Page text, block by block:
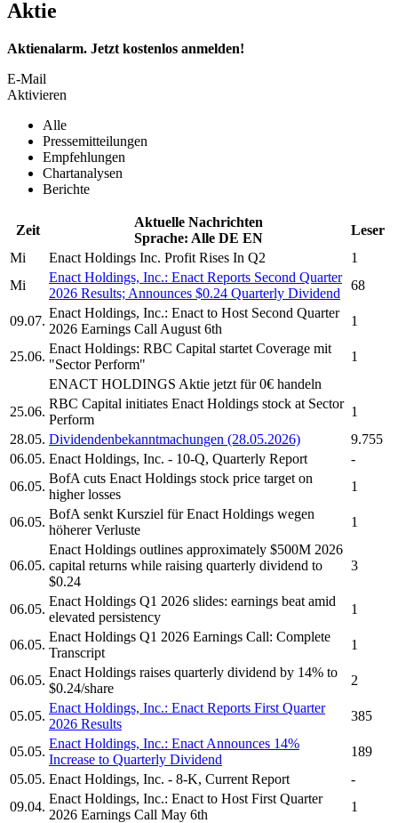
Aktie
Aktienalarm. Jetzt kostenlos anmelden!
E-Mail
Aktivieren
Alle
Pressemitteilungen
Empfehlungen
Chartanalysen
Berichte
Zeit
Aktuelle Nachrichten
Sprache: Alle DE EN
Leser
Mi
Enact Holdings Inc. Profit Rises In Q2
1
Mi
Enact Holdings, Inc.: Enact Reports Second Quarter
2026 Results; Announces $0.24 Quarterly Dividend
68
09.07.
Enact Holdings, Inc.: Enact to Host Second Quarter
2026 Earnings Call August 6th
1
25.06.
Enact Holdings: RBC Capital startet Coverage mit
"Sector Perform"
1
ENACT HOLDINGS Aktie jetzt für 0€ handeln
25.06.
RBC Capital initiates Enact Holdings stock at Sector
Perform
1
28.05. Dividendenbekanntmachungen (28.05.2026)
9.755
06.05. Enact Holdings, Inc. - 10-Q, Quarterly Report
-
06.05.
BofA cuts Enact Holdings stock price target on
higher losses
1
06.05.
BofA senkt Kursziel fürEnact Holdings wegen
höherer Verluste
1
06.05.
Enact Holdings outlines approximately $500M 2026
capital returns while raising quarterly dividend to
$0.24
3
06.05.
Enact Holdings Q1 2026 slides: earnings beat amid
elevated persistency
1
06.05.
Enact Holdings Q1 2026 Earnings Call: Complete
Transcript
1
06.05.
Enact Holdings raises quarterly dividend by 14% to
$0.24/share
2
05.05.
Enact Holdings, Inc.: Enact Reports First Quarter
2026 Results
385
05.05.
Enact Holdings, Inc.: Enact Announces 14%
Increase to Quarterly Dividend
189
05.05. Enact Holdings, Inc. - 8-K, Current Report
-
09.04.
Enact Holdings, Inc.: Enact to Host First Quarter
2026 Earnings Call May 6th
1